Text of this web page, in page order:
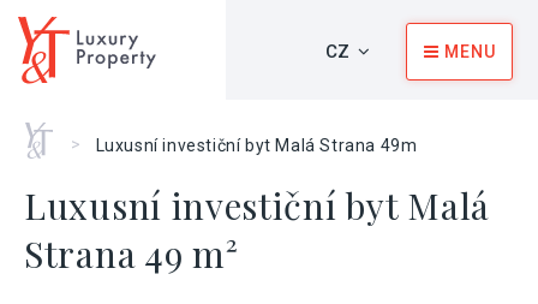
CZ MENU
Home
> Luxusní investiční byt Malá Strana 49m
Luxusní investiční byt Malá
Strana 49 m²